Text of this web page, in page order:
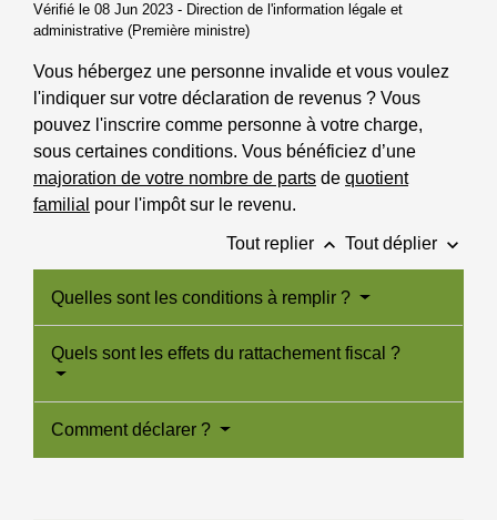
Vérifié le 08 Jun 2023 - Direction de l'information légale et
administrative (Première ministre)
Vous hébergez une personne invalide et vous voulez
l'indiquer sur votre déclaration de revenus ? Vous
pouvez l'inscrire comme personne à votre charge,
sous certaines conditions. Vous bénéficiez d’une
majoration de votre nombre de parts de quotient
familial pour l'impôt sur le revenu.
Tout replier keyboard_arrow_up Tout déplier keyboard_arrow_down
Quelles sont les conditions à remplir ?
Quels sont les effets du rattachement fiscal ?
Comment déclarer ?